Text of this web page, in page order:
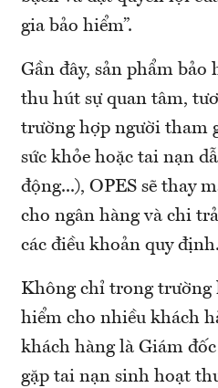
gia bảo hiểm”.
Gần đây, sản phẩm bảo
thu hút sự quan tâm,
trường hợp người tham
sức khỏe hoặc tai nạn
động...), OPES sẽ thay
cho ngân hàng và chi
các điều khoản quy định.
Không chỉ trong trường
hiểm cho nhiều khách
khách hàng là Giám
gặp tai nạn sinh hoạt